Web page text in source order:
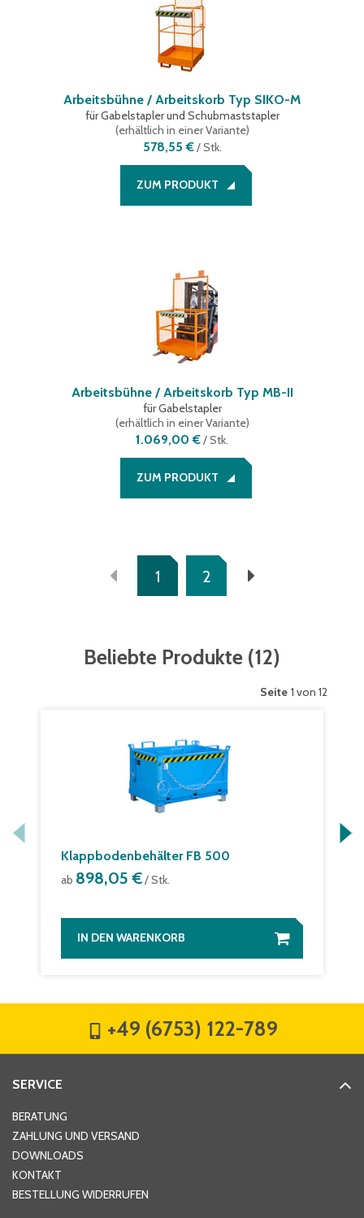
Arbeitsbühne / Arbeitskorb Typ SIKO-M
für Gabelstapler und Schubmaststapler
(erhältlich in einer Variante)
578,55 €/Stk.
ZUM PRODUKT
Arbeitsbühne / Arbeitskorb Typ MB-II
für Gabelstapler
(erhältlich in einer Variante)
1.069,00 €/Stk.
ZUM PRODUKT
1 2
Beliebte Produkte (12)
Seite 1 von 12
Klappbodenbehälter FB 500
ab 898,05 €/ Stk.
IN DEN WARENKORB
+49 (6753) 122-789
SERVICE
BERATUNG
ZAHLUNG UND VERSAND
DOWNLOADS
KONTAKT
BESTELLUNG WIDERRUFEN